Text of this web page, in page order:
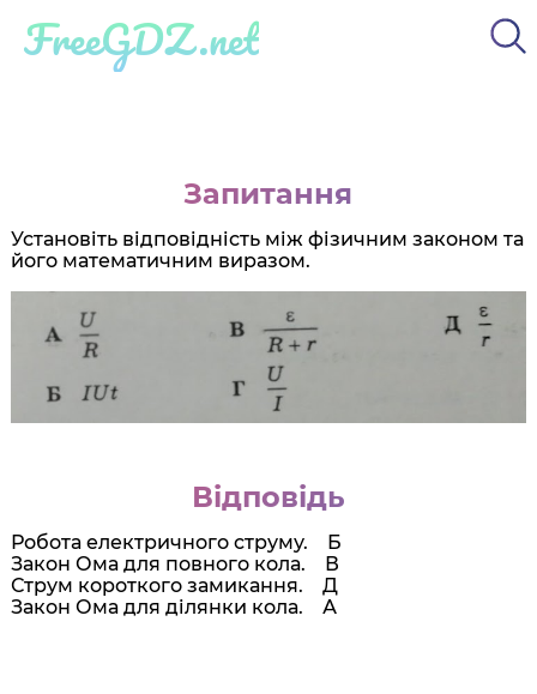
FreeGDZ.net
Запитання
Установіть відповідність між фізичним законом та
його математичним виразом.
Відповідь
Робота електричного струму. Б
Закон Ома для повного кола. В
Струм короткого замикання. Д
Закон Ома для ділянки кола. А